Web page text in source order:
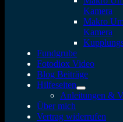
Kamera
Makro
Kamera
Fundgrube
Fotodiox Video
Blog Beiträge
Hilfeseiten
Anleitungen &
Über mich
Vertrag widerrufen